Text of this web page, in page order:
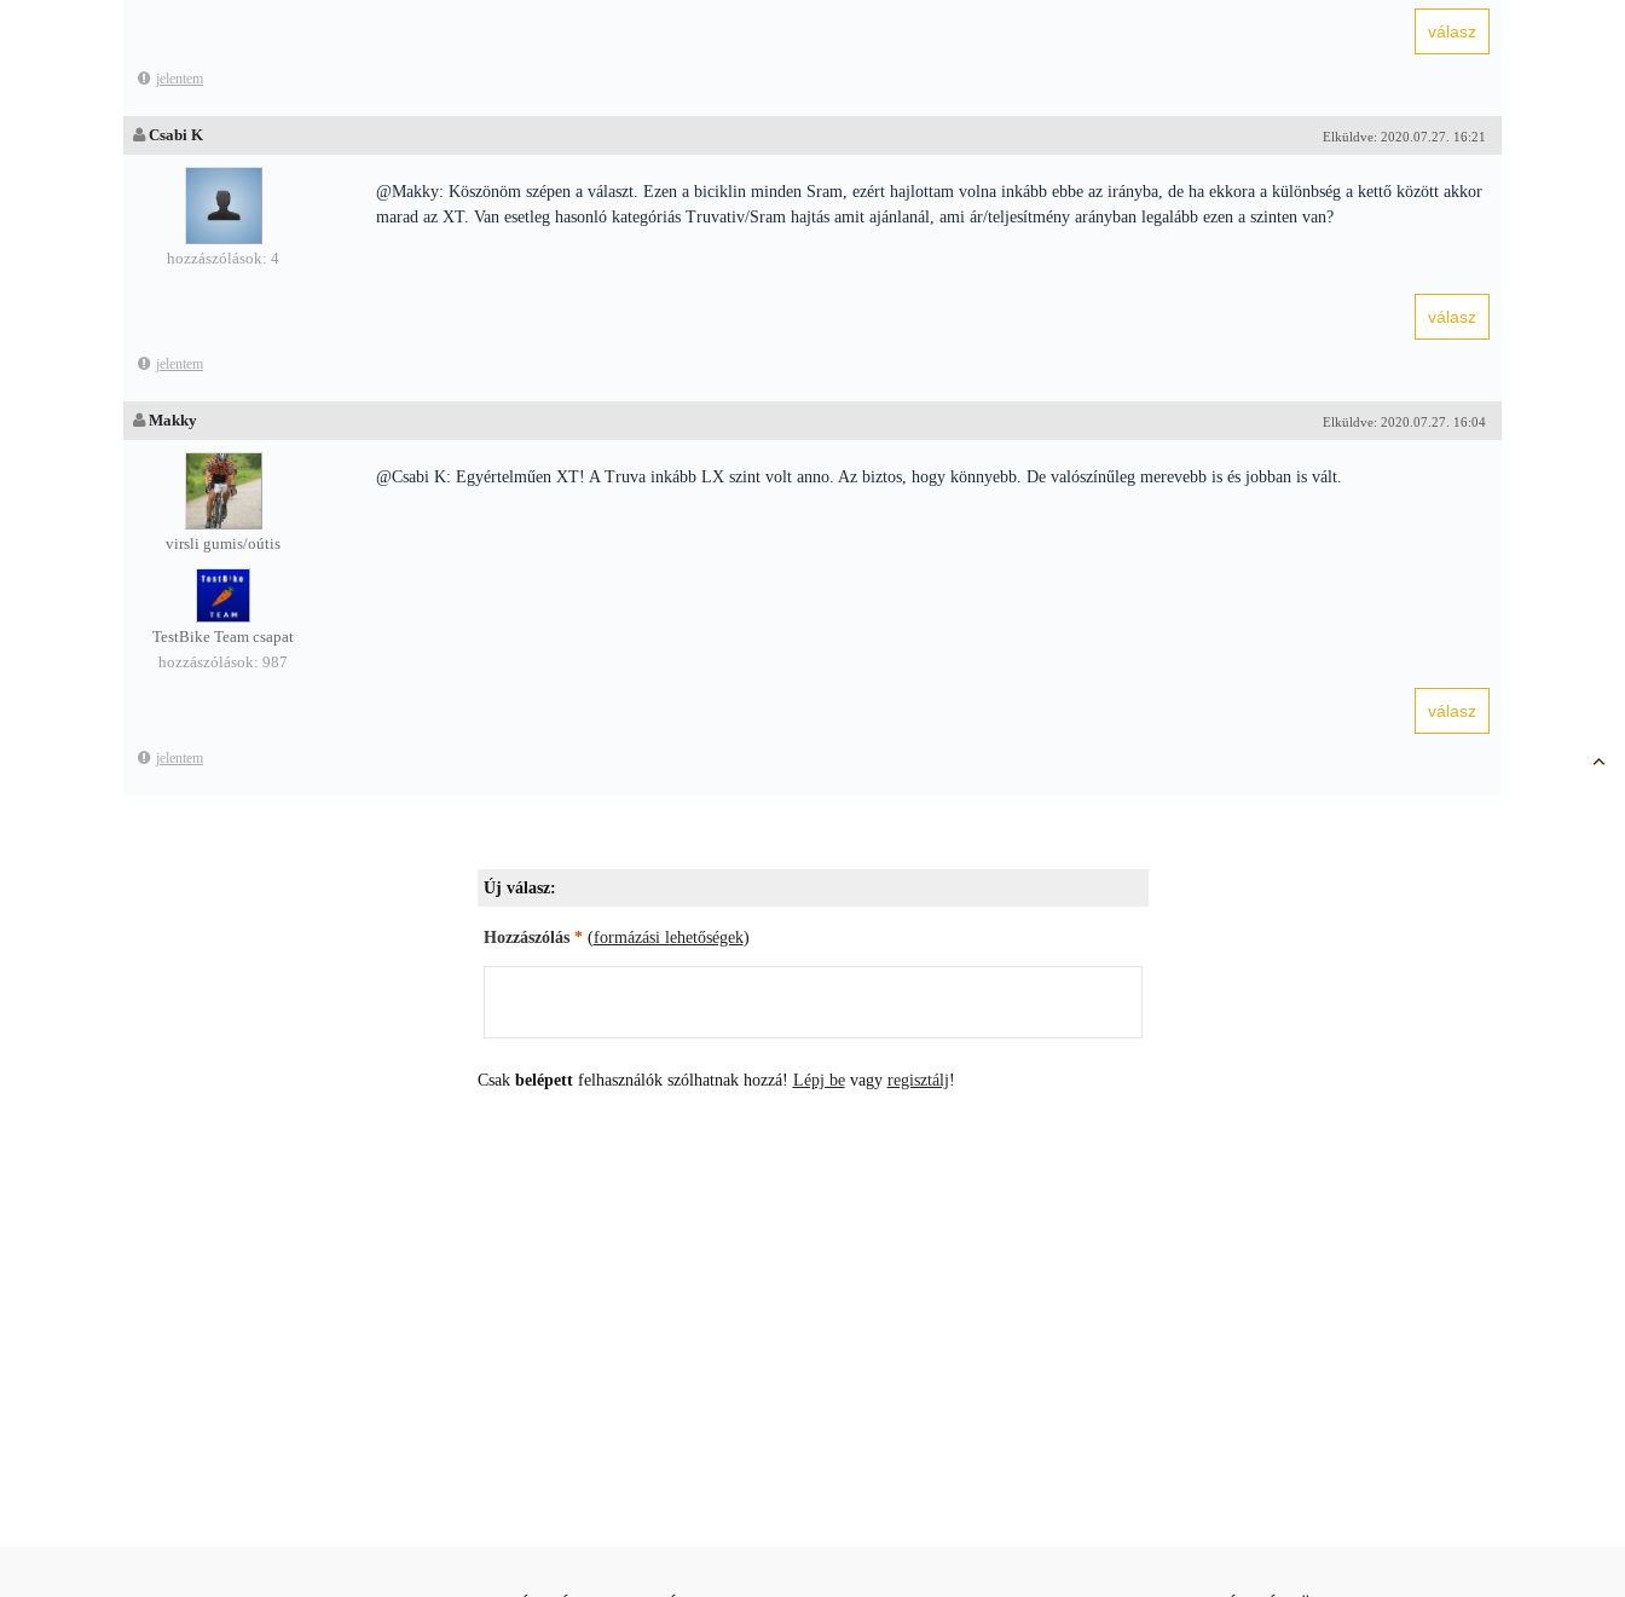
jelentem
Elküldve: 2020.07.27. 16:21
Csabi K
hozzászólások: 4
@Makky: Köszönöm szépen a választ. Ezen a biciklin minden Sram, ezért hajlottam volna inkább ebbe az irányba, de ha ekkora a különbség a kettő között akkor
marad az XT. Van esetleg hasonló kategóriás Truvativ/Sram hajtás amit ajánlanál, ami ár/teljesítmény arányban legalább ezen a szinten van?
jelentem
Elküldve: 2020.07.27. 16:04
Makky
virsli gumis/oútis
TestBike Team csapat
hozzászólások: 987
@Csabi K: Egyértelműen XT! A Truva inkább LX szint volt anno. Az biztos, hogy könnyebb. De valószínűleg merevebb is és jobban is vált.
jelentem
Új válasz:
Hozzászólás * (formázási lehetőségek)
Csak belépettfelhasználók szólhatnak hozzá! Lépj bevagy regisztálj!